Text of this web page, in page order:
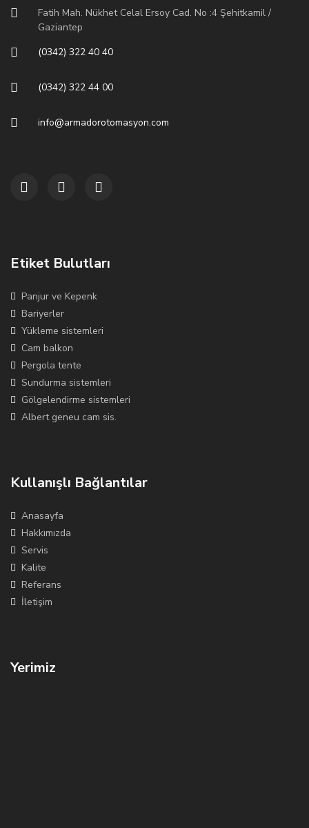
Fatih Mah. Nükhet Celal Ersoy Cad. No :4 Şehitkamil /
Gaziantep
(0342) 322 40 40
(0342) 322 44 00
info@armadorotomasyon.com
Etiket Bulutları
Panjur ve Kepenk
Bariyerler
Yükleme sistemleri
Cam balkon
Pergola tente
Sundurma sistemleri
Gölgelendirme sistemleri
Albert geneu cam sis.
Kullanışlı Bağlantılar
Anasayfa
Hakkımızda
Servis
Kalite
Referans
İletişim
Yerimiz